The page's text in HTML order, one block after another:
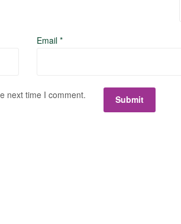
Email *
next time I comment.